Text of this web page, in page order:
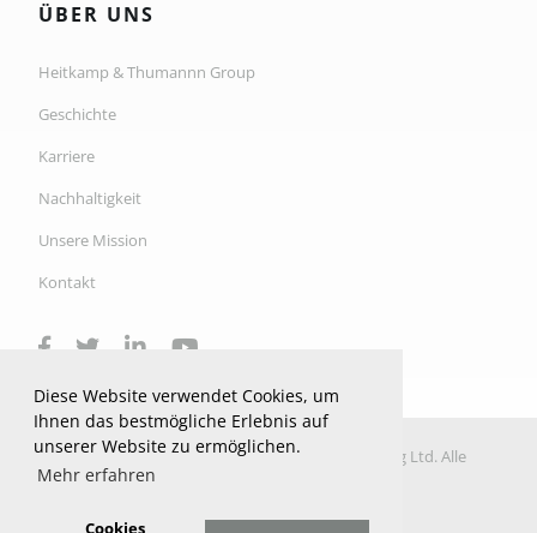
Diese Website verwendet Cookies, um
Ihnen das bestmögliche Erlebnis auf
unserer Website zu ermöglichen.
Mehr erfahren
Cookies
ÜBER UNS
Heitkamp & Thumannn Group
Geschichte
Karriere
Nachhaltigkeit
Unsere Mission
Kontakt
© 2026 Copyright H&T Industrial Ltd Manufacturing Ltd. Alle
Rechte vorbehalten.
Datenschutzrichtlinie